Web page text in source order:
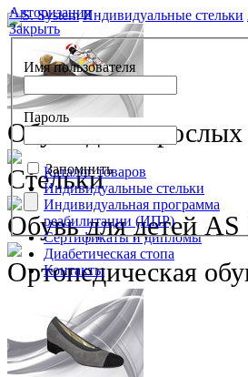
A.S. System Индивидуальные стельки
Обувь для
Стельки
Обувь для детей
Ортопедическая
Каталог товаров
Индивидуальные стельки
Индивидуальная программа
реабилитации (ИПР)
Сертификаты и дипломы
Диабетическая стопа
Контакты
Авторизация
Закрыть
Имя пользователя
Пароль
Запомнить